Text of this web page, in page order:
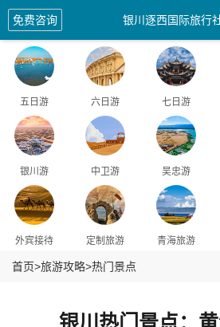
免费咨询 银川逐西国际旅行
五日游 六日游 七日游
银川游 中卫游 吴忠游
外宾接待 定制旅游 青海旅游
首页>旅游攻略>热门景点
银川热门景点：
爆品
爆品
爆品
爆品